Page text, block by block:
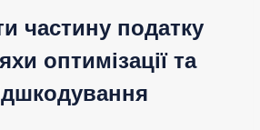
частину податку
оптимізації та